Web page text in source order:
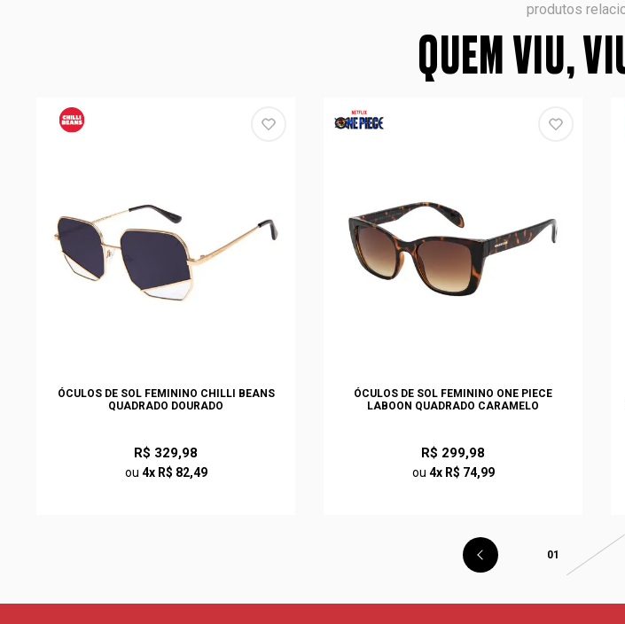
produtos
QUEM VIU,
ÓCULOS DE SOL FEMININO CHILLI BEANS
QUADRADO DOURADO
R$ 329,98
ou 4x R$ 82,49
ÓCULOS DE SOL FEMININO ONE PIECE
LABOON QUADRADO CARAMELO
R$ 299,98
ou 4x R$ 74,99
01